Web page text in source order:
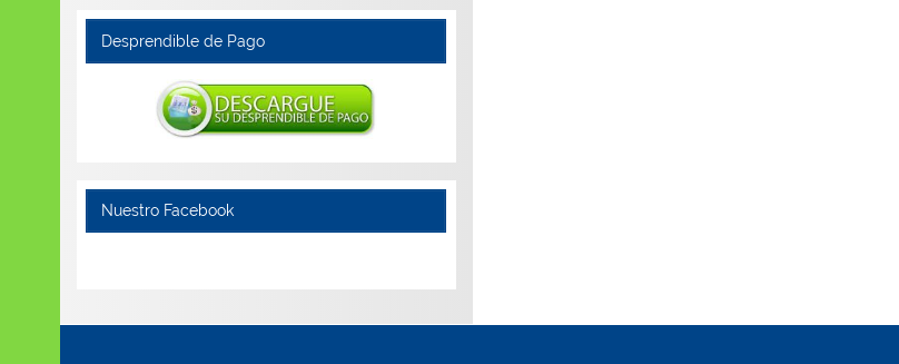
Desprendible de Pago
Nuestro Facebook